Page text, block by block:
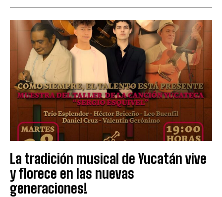
La tradición musical de Yucatán vive
y florece en las nuevas
generaciones!